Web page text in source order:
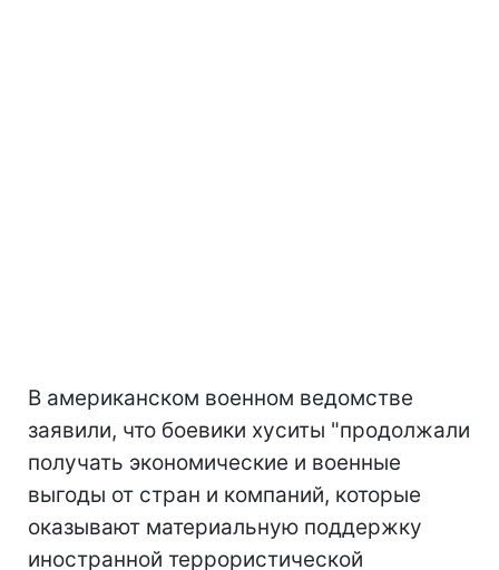
В американском военном ведомстве
заявили, что боевики хуситы "продолжали
получать экономические и военные
выгоды от стран и компаний, которые
оказывают материальную поддержку
иностранной террористической